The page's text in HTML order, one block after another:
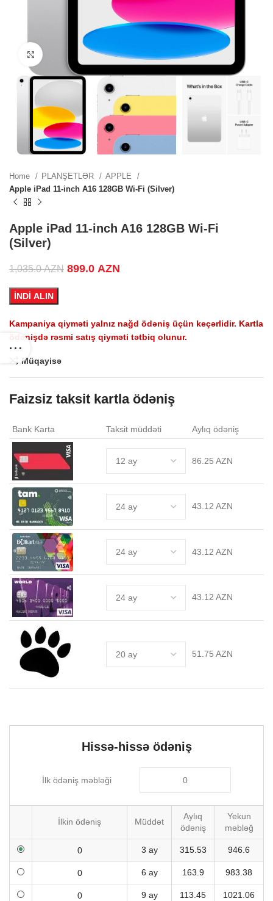
Click to enlarge
Home PLANŞETLƏR
APPLE
Apple iPad 11-inch A16 128GB Wi-Fi (Silver)
Apple iPad 11-inch A16 128GB Wi-Fi
(Silver)
1,035.0AZN Original price was: 1,035.0 AZN.
899.0 AZN
İNDİ ALIN
Kampaniya qiyməti yalnız nağd ödəniş üçün keçərlidir. Kartla
ödənişdə rəsmi satış qiyməti tətbiq olunur.
Müqayisə
Faizsiz taksit kartla ödəniş
Bank Karta Taksit müddəti Aylıq ödəniş
86.25 AZN
43.12 AZN
43.12 AZN
43.12 AZN
51.75 AZN
Hissə-hissə ödəniş
İlk ödəniş məbləği
İlkin ödəniş Müddət
Aylıq
ödəniş
Yekun
məbləğ
3 ay 315.53 946.6
6 ay 163.9 983.38
9 ay 113.45 1021.06